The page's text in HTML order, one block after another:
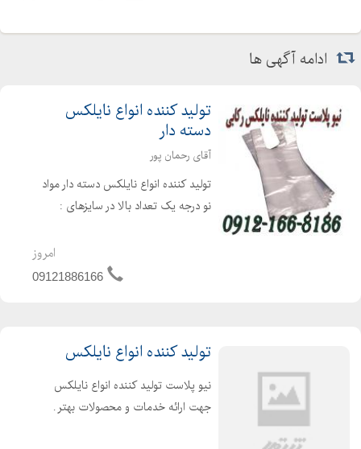
ادامه آگهی ها
تولید کننده انواع نایلکس
دسته دار
آقای رحمان پور
تولید کننده انواع نایلکس دسته دار مواد
نو درجه یک تعداد بالا در سایزهای :
کننده نایلکس درجه دو انواع سفارشات از
حداقل یکصد کیلو تا حداکثر یکصد تن
امروز
09121886166
تولید کننده انواع نایلکس
نیو پلاست تولید کننده انواع نایلکس
جهت ارائه خدمات و محصولات بهتر .